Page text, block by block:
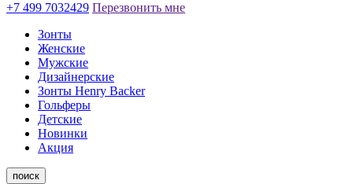
+7 499 7032429 Перезвонить мне
Зонты
Женские
Мужские
Дизайнерские
Зонты Henry Backer
Гольферы
Детские
Новинки
Акция
поиск